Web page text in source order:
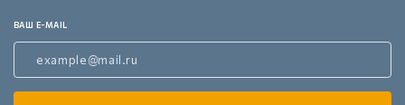
ВАШ E-MAIL